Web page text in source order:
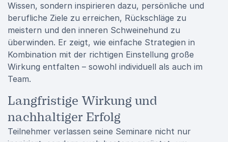
Wissen, sondern inspirieren dazu, persönliche und
berufliche Ziele zu erreichen, Rückschläge zu
meistern und den inneren Schweinehund zu
überwinden. Er zeigt, wie einfache Strategien in
Kombination mit der richtigen Einstellung große
Wirkung entfalten – sowohl individuell als auch im
Team.
Langfristige Wirkung und
nachhaltiger Erfolg
Teilnehmer verlassen seine Seminare nicht nur